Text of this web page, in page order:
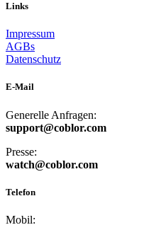
Links
Impressum
AGBs
Datenschutz
E-Mail
Generelle Anfragen:
support@coblor.com
Presse:
watch@coblor.com
Telefon
Mobil: